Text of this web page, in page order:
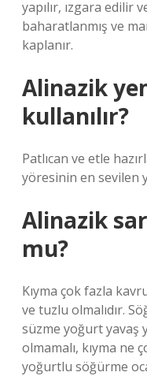
yapılır, ızgara edilir
baharatlanmış ve
kaplanır.
Alinazik
kullanılır?
Patlıcan ve etle
yöresinin en sevilen
Alinazik
mu?
Kıyma çok fazla
ve tuzlu olmalıdır.
süzme yoğurt yavaş
olmamalı, kıyma ne
yoğurtlu söğürme